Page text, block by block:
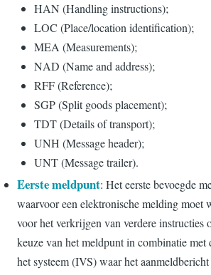
HAN (Handling instructions);
LOC (Place/location identification);
MEA (Measurements);
NAD (Name and address);
RFF (Reference);
SGP (Split goods placement);
TDT (Details of transport);
UNH (Message header);
UNT (Message trailer).
Eerste meldpunt: Het eerste bevoegde
waarvoor een elektronische melding moet
voor het verkrijgen van verdere instructies
keuze van het meldpunt in combinatie met
het systeem (IVS) waar het